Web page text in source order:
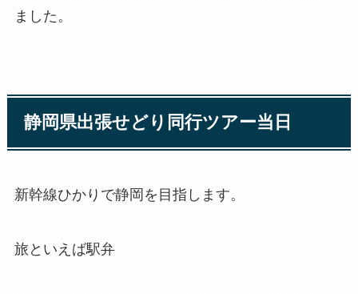
ました。
静岡県出張せどり同行ツアー当日
新幹線ひかりで静岡を目指します。
旅といえば駅弁